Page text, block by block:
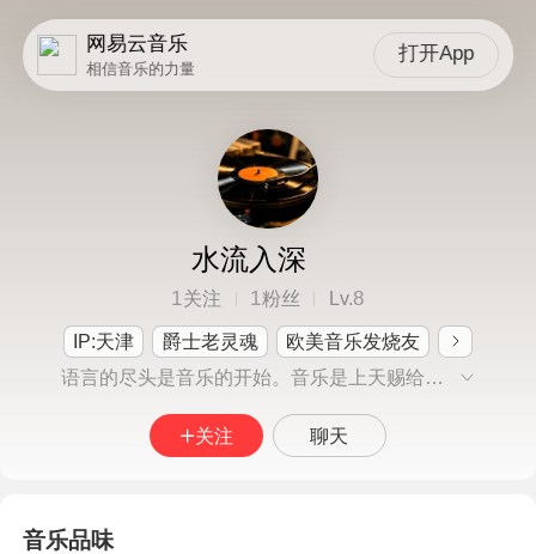
网易云音乐
相信音乐的力量
打开App
水流入深
1关注 1粉丝 Lv.8
IP:天津 爵士老灵魂
欧美音乐发烧友
语言的尽头是音乐的开始。音乐是上天赐给人类最伟大的礼物。 柴科夫斯基。
关注 聊天
音乐品味